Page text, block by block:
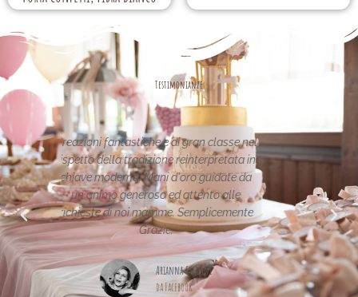
Testimonianze
nel
in
da
alle
Le creazioni sono fantastiche e
uniche..raffinate eleganti....complimenti
per la vostra pagina,piena di idee!grazie
Maria Teresa Masela
da Facebook